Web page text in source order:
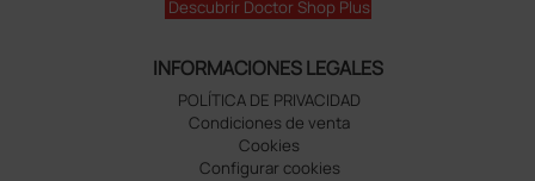
Descubrir Doctor Shop Plus
INFORMACIONES LEGALES
POLÍTICA DE PRIVACIDAD
Condiciones de venta
Cookies
Configurar cookies